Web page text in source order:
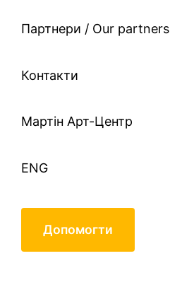
Партнери / Our partners
Контакти
Mартін Арт-Центр
ENG
Допомогти